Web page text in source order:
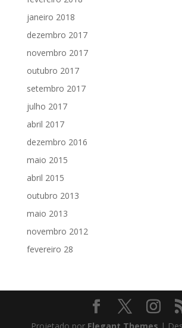
janeiro 2018
dezembro 2017
novembro 2017
outubro 2017
setembro 2017
julho 2017
abril 2017
dezembro 2016
maio 2015
abril 2015
outubro 2013
maio 2013
novembro 2012
fevereiro 28